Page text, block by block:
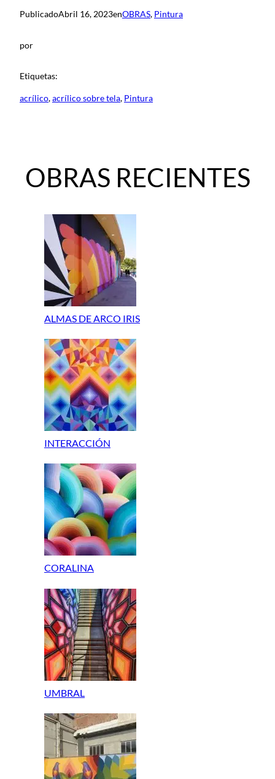
PublicadoAbril 16, 2023enOBRAS, Pintura
por
Etiquetas:
acrílico, acrílico sobre tela, Pintura
OBRAS RECIENTES
ALMAS DE ARCO IRIS
INTERACCIÓN
CORALINA
UMBRAL